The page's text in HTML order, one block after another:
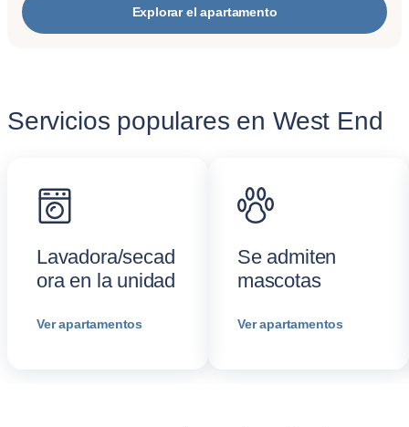
Explorar el apartamento
Servicios populares en West End
Lavadora/secad
ora en la unidad
Ver apartamentos
Se admiten
mascotas
Ver apartamentos